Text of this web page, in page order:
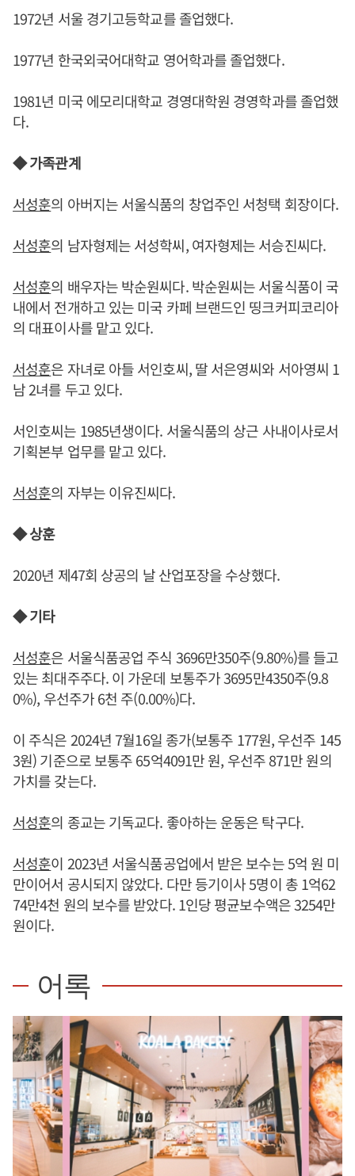
1972년 서울 경기고등학교를 졸업했다.
1977년 한국외국어대학교 영어학과를 졸업했다.
1981년 미국 에모리대학교 경영대학원 경영학과를 졸업했
다.
◆ 가족관계
서성훈의 아버지는 서울식품의 창업주인 서청택 회장이다.
서성훈의 남자형제는 서성학씨, 여자형제는 서승진씨다.
서성훈의 배우자는 박순원씨다. 박순원씨는 서울식품이 국
내에서 전개하고 있는 미국 카페 브랜드인 띵크커피코리아
의 대표이사를 맡고 있다.
서성훈은 자녀로 아들 서인호씨, 딸 서은영씨와 서아영씨 1
남 2녀를 두고 있다.
서인호씨는 1985년생이다. 서울식품의 상근 사내이사로서
기획본부 업무를 맡고 있다.
서성훈의 자부는 이유진씨다.
◆ 상훈
2020년 제47회 상공의 날 산업포장을 수상했다.
◆ 기타
서성훈은 서울식품공업 주식 3696만350주(9.80%)를 들고
있는 최대주주다. 이 가운데 보통주가 3695만4350주(9.8
0%), 우선주가 6천 주(0.00%)다.
이 주식은 2024년 7월16일 종가(보통주 177원, 우선주 145
3원) 기준으로 보통주 65억4091만 원, 우선주 871만 원의
가치를 갖는다.
서성훈의 종교는 기독교다. 좋아하는 운동은 탁구다.
서성훈이 2023년 서울식품공업에서 받은 보수는 5억 원 미
만이어서 공시되지 않았다. 다만 등기이사 5명이 총 1억62
74만4천 원의 보수를 받았다. 1인당 평균보수액은 3254만
원이다.
어록